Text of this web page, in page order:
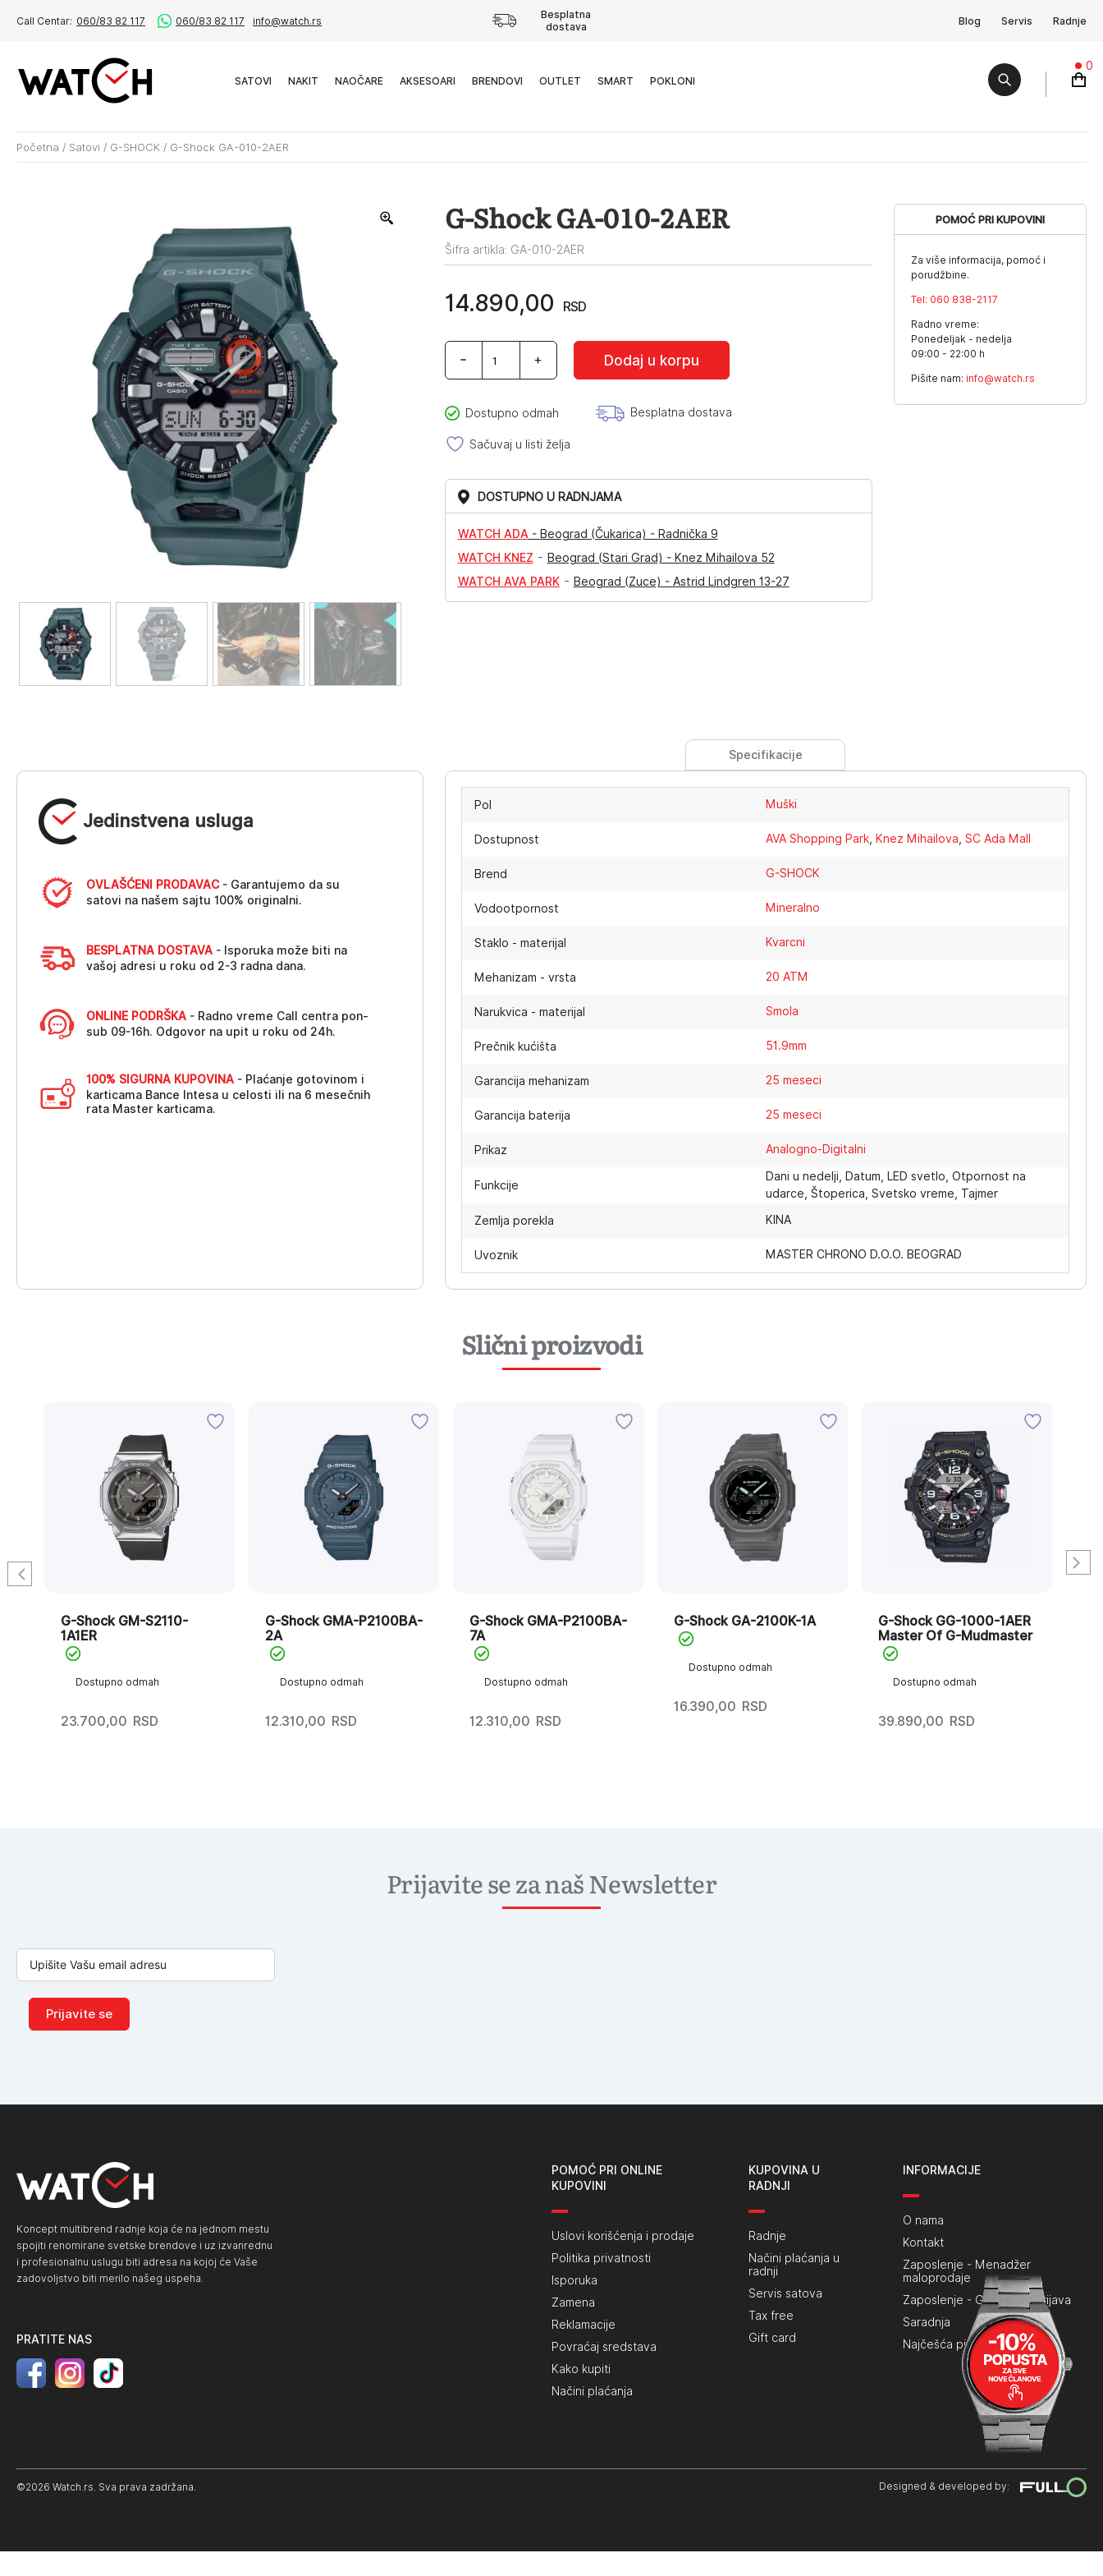
Call Centar: 060/83 82 117 060/83 82 117 info@watch.rs
Besplatna
dostava
Blog Servis Radnje
SATOVI NAKIT NAOČARE AKSESOARI BRENDOVI OUTLET SMART POKLONI
0
Početna / Satovi / G-SHOCK / G-Shock GA-010-2AER
G-Shock GA-010-2AER
Šifra artikla: GA-010-2AER
14.890,00 RSD
G-
Shock
GA-
2AER
Dodaj u korpu
Dostupno odmah Besplatna dostava
Sačuvaj u listi želja
DOSTUPNO U RADNJAMA
WATCH ADA - Beograd (Čukarica) - Radnička 9
WATCH KNEZ - Beograd (Stari Grad) - Knez Mihailova 52
WATCH AVA PARK- Beograd (Zuce) - Astrid Lindgren 13-27
POMOĆ PRI KUPOVINI
Za više informacija, pomoć i
porudžbine.
Tel: 060 838-2117
Radno vreme:
Ponedeljak - nedelja
09:00 - 22:00 h
Pišite nam: info@watch.rs
Jedinstvena usluga
OVLAŠĆENI PRODAVAC- Garantujemo da su
satovi na našem sajtu 100% originalni.
BESPLATNA DOSTAVA - Isporuka može biti na
vašoj adresi u roku od 2-3 radna dana.
ONLINE PODRŠKA - Radno vreme Call centra pon-
sub 09-16h. Odgovor na upit u roku od 24h.
100% SIGURNA KUPOVINA - Plaćanje gotovinom i
karticama Bance Intesa u celosti ili na 6 mesečnih
rata Master karticama.
Specifikacije
Pol Muški
Dostupnost AVA Shopping Park ,Knez Mihailova ,SC Ada Mall
Brend G-SHOCK
Vodootpornost Mineralno
Staklo - materijal Kvarcni
Mehanizam - vrsta 20 ATM
Narukvica - materijal Smola
Prečnik kućišta 51.9mm
Garancija mehanizam 25 meseci
Garancija baterija 25 meseci
Prikaz Analogno-Digitalni
Funkcije
Dani u nedelji, Datum, LED svetlo, Otpornost na
udarce, Štoperica, Svetsko vreme, Tajmer
Zemlja porekla KINA
Uvoznik MASTER CHRONO D.O.O. BEOGRAD
Slični proizvodi
Dostupno odmah
G-Shock GM-S2110-
1A1ER
23.700,00 RSD
Dostupno odmah
G-Shock GMA-P2100BA-
2A
12.310,00 RSD
Dostupno odmah
G-Shock GMA-P2100BA-
7A
12.310,00 RSD
Dostupno odmah
G-Shock GA-2100K-1A
16.390,00 RSD
Dostupno odmah
G-Shock GG-1000-1AER
Master Of G-Mudmaster
39.890,00 RSD
Prijavite se za naš Newsletter
Prijavite se
Koncept multibrend radnje koja će na jednom mestu
spojiti renomirane svetske brendove i uz izvanrednu
i profesionalnu uslugu biti adresa na kojoj će Vaše
zadovoljstvo biti merilo našeg uspeha.
PRATITE NAS
POMOĆ PRI ONLINE
KUPOVINI
Uslovi korišćenja i prodaje
Politika privatnosti
Isporuka
Zamena
Reklamacije
Povraćaj sredstava
Kako kupiti
Načini plaćanja
KUPOVINA U
RADNJI
Radnje
Načini plaćanja u
radnji
Servis satova
Tax free
Gift card
INFORMACIJE
O nama
Kontakt
Zaposlenje - Menadžer
maloprodaje
Zaposlenje - Generalna prijava
Saradnja
Najčešća pitanja
©2026 Watch.rs. Sva prava zadržana. Designed & developed by: